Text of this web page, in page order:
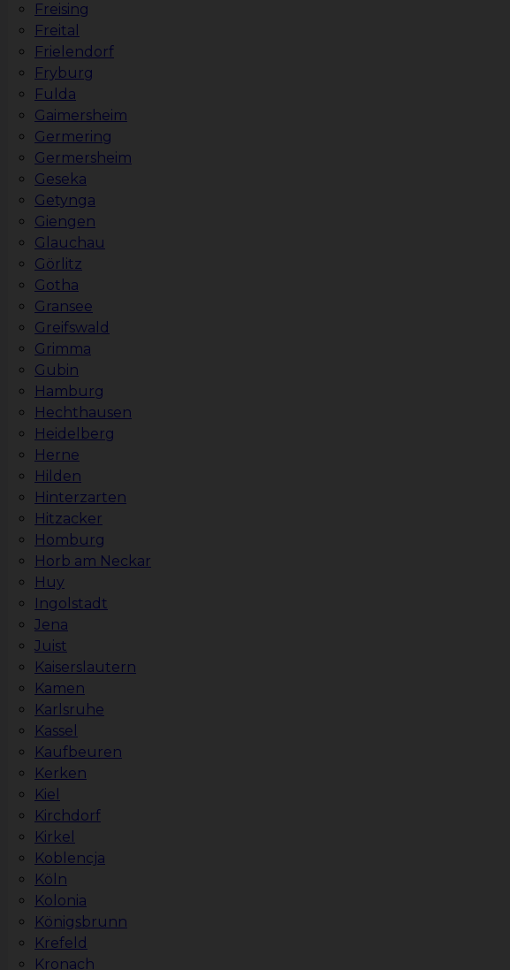
Freising
Freital
Frielendorf
Fryburg
Fulda
Gaimersheim
Germering
Germersheim
Geseka
Getynga
Giengen
Glauchau
Görlitz
Gotha
Gransee
Greifswald
Grimma
Gubin
Hamburg
Hechthausen
Heidelberg
Herne
Hilden
Hinterzarten
Hitzacker
Homburg
Horb am Neckar
Huy
Ingolstadt
Jena
Juist
Kaiserslautern
Kamen
Karlsruhe
Kassel
Kaufbeuren
Kerken
Kiel
Kirchdorf
Kirkel
Koblencja
Köln
Kolonia
Königsbrunn
Krefeld
Kronach